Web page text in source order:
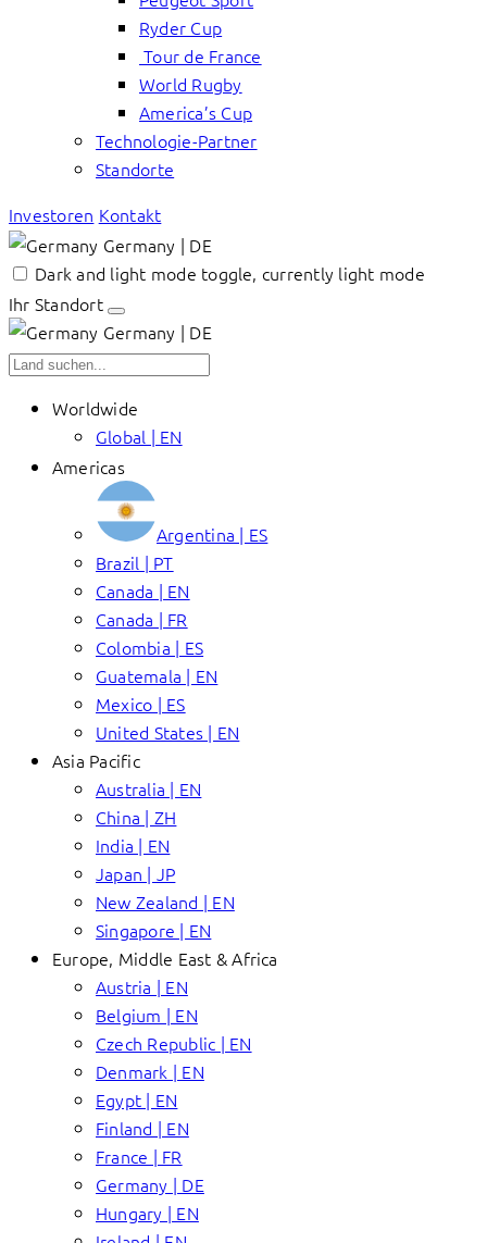
Ryder Cup
Tour de France
World Rugby
America’s Cup
Technologie-Partner
Standorte
Investoren Kontakt
Germany | DE
Dark and light mode toggle, currently light mode
Ihr Standort
Germany | DE
Worldwide
Global | EN
Americas
Argentina | ES
Brazil | PT
Canada | EN
Canada | FR
Colombia | ES
Guatemala | EN
Mexico | ES
United States | EN
Asia Pacific
Australia | EN
China | ZH
India | EN
Japan | JP
New Zealand | EN
Singapore | EN
Europe, Middle East & Africa
Austria | EN
Belgium | EN
Czech Republic | EN
Denmark | EN
Egypt | EN
Finland | EN
France | FR
Germany | DE
Hungary | EN